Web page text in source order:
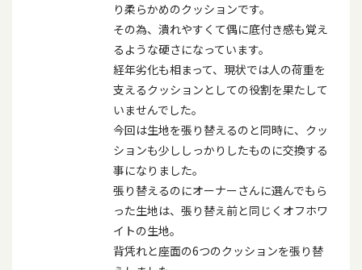
り柔らかめのクッションです。
その為、潰れやすくて偶に底付き感も覚え
るような硬さになっています。
経年劣化も相まって、現状では人の荷重を
支えるクッションとしての役割を果たして
いませんでした。
今回は生地を張り替えるのと同時に、クッ
ションも少ししっかりしたものに交換する
事になりました。
張り替えるのにオーナーさんに選んでもら
った生地は、張り替え前と同じくオフホワ
イトの生地。
背凭れと座面の6つのクッションを張り替